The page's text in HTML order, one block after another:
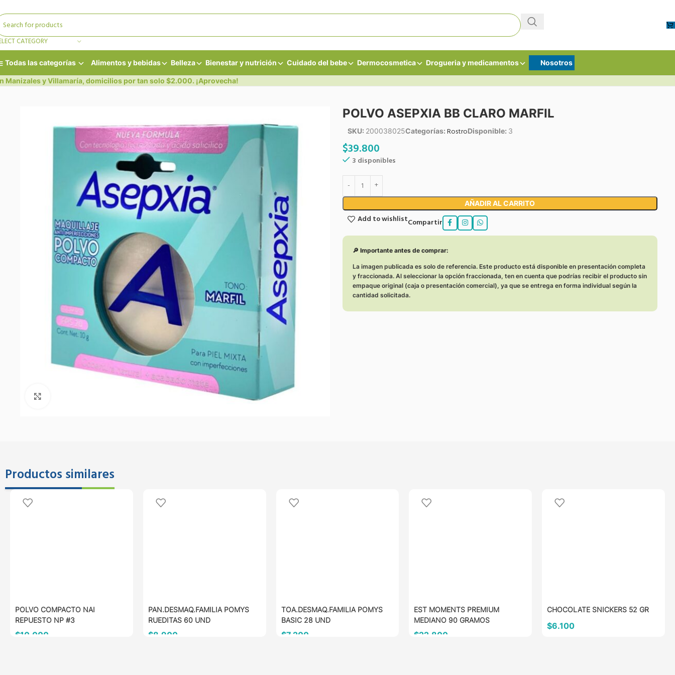
CATEGORY
Todas las categorías Alimentos y bebidas Belleza Bienestar y nutrición Cuidado del bebe Dermocosmetica Drogueria y medicamentos Nosotros
Manizales y Villamaría, domicilios por tan solo $2.000. ¡Aprovecha!
POLVO ASEPXIA BB CLARO MARFIL
SKU: 200038025Categorías:RostroDisponible: 3
$39.800
3 disponibles
AÑADIR AL CARRITO
Add to wishlistCompartir
🔎 Importante antes de comprar:
La imagen publicada es solo de referencia. Este producto está disponible en presentación completa
y fraccionada. Al seleccionar la opción fraccionada, ten en cuenta que podrías recibir el producto sin
empaque original (caja o presentación comercial), ya que se entrega en forma individual según la
cantidad solicitada.
Productos similares
POLVO COMPACTO NAI
REPUESTO NP #3
$10.000
PAN.DESMAQ.FAMILIA POMYS
RUEDITAS 60 UND
$8.900
TOA.DESMAQ.FAMILIA POMYS
BASIC 28 UND
$7.200
EST MOMENTS PREMIUM
MEDIANO 90 GRAMOS
$22.800
CHOCOLATE SNICKERS 52 GR
$6.100